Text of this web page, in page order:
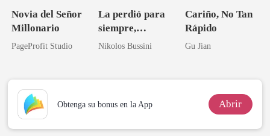
Novia del Señor
Millonario
PageProfit Studio
La perdió para
siempre,
enloquecido por
Nikolos Bussini
Cariño, No Tan
Rápido
Gu Jian
Obtenga su bonus en la App Abrir